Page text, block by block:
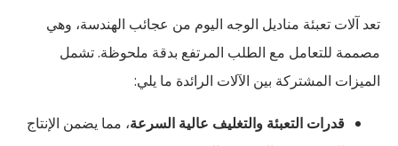
تعد آلات تعبئة مناديل الوجه اليوم من عجائب الهندسة، وهي
مصممة للتعامل مع الطلب المرتفع بدقة ملحوظة. تشمل
الميزات المشتركة بين الآلات الرائدة ما يلي:
قدرات التعبئة والتغليف عالية السرعة، مما يضمن الإنتاج